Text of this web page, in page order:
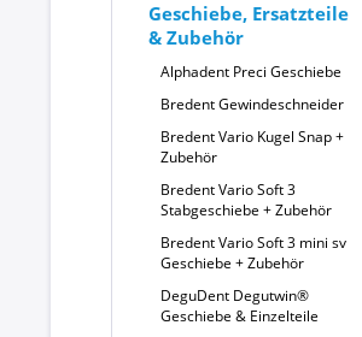
Geschiebe, Ersatzteile
& Zubehör
Alphadent Preci Geschiebe
Bredent Gewindeschneider
Bredent Vario Kugel Snap +
Zubehör
Bredent Vario Soft 3
Stabgeschiebe + Zubehör
Bredent Vario Soft 3 mini sv
Geschiebe + Zubehör
DeguDent Degutwin®
Geschiebe & Einzelteile